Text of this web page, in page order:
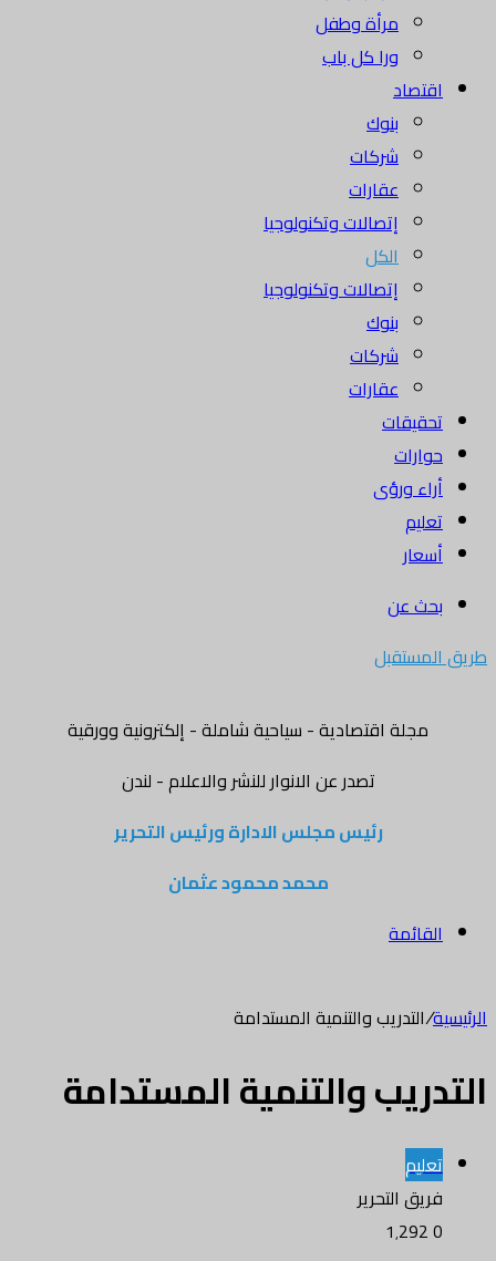
مرأة وطفل
ورا كل باب
اقتصاد
بنوك
شركات
عقارات
إتصالات وتكنولوجيا
الكل
إتصالات وتكنولوجيا
بنوك
شركات
عقارات
تحقيقات
حوارات
أراء ورؤى
تعليم
أسعار
بحث عن
طريق المستقبل
مجلة اقتصادية - سياحية شاملة - إلكترونية وورقية
تصدر عن الانوار للنشر والاعلام - لندن
رئيس مجلس الادارة ورئيس التحرير
محمد محمود عثمان
القائمة
الرئيسية/التدريب والتنمية المستدامة
التدريب والتنمية المستدامة
تعليم
فريق التحرير
0